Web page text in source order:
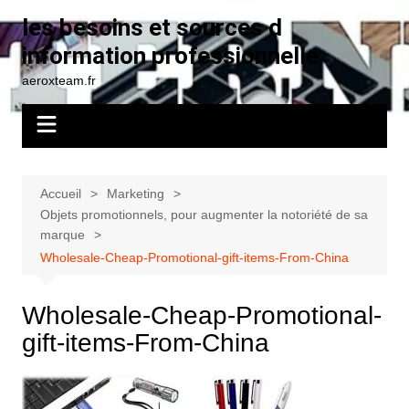
au
contenu
les besoins et sources d
information professionnelle
aeroxteam.fr
Accueil
Marketing
Objets promotionnels, pour augmenter la notoriété de sa
marque
Wholesale-Cheap-Promotional-gift-items-From-China
Wholesale-Cheap-Promotional-
gift-items-From-China